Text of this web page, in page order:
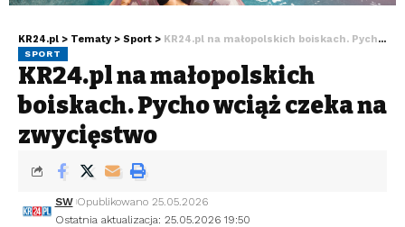
KR24.pl > Tematy > Sport > KR24.pl na małopolskich boiskach. Pycho wciąż czeka na zwycięstwo
SPORT
KR24.pl na małopolskich
boiskach. Pycho wciąż czeka na
zwycięstwo
Ostatnia aktualizacja: 25.05.2026 19:50
SW Opublikowano 25.05.2026